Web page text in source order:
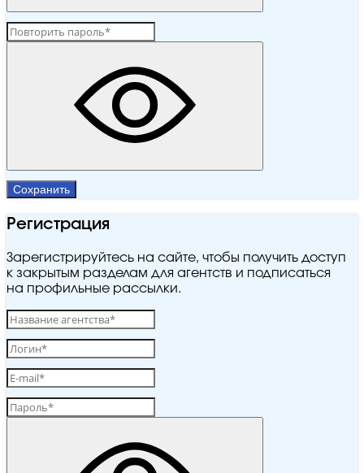
Сохранить
Регистрация
Зарегистрируйтесь на сайте, чтобы получить доступ
к закрытым разделам для агентств и подписаться
на профильные рассылки.